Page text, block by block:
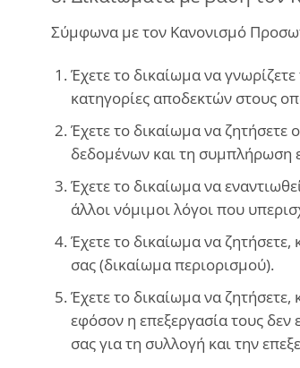
Σύμφωνα με τον Κανονισμό
Έχετε το δικαίωμα να
κατηγορίες αποδεκτών στους
Έχετε το δικαίωμα να
δεδομένων και τη συμπλήρωση
Έχετε το δικαίωμα να
άλλοι νόμιμοι λόγοι που
Έχετε το δικαίωμα να
σας (δικαίωμα περιορισμού).
Έχετε το δικαίωμα να
εφόσον η επεξεργασία τους δεν
σας για τη συλλογή και την